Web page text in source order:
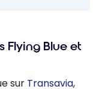
Flying Blue et
sur Transavia,